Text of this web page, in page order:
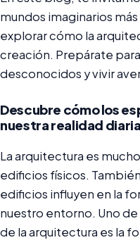
mundos imaginarios
explorar cómo la
creación. Prepárate
desconocidos y vivir
Descubre cómo los
nuestra realidad diaria
La arquitectura es
edificios físicos.
edificios influyen en la
nuestro entorno. Uno
de la arquitectura es la